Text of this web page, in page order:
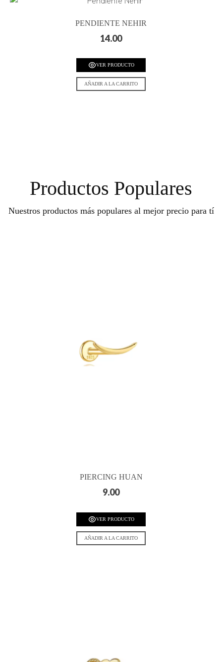
PENDIENTE NEHIR
14.00
VER PRODUCTO
AÑADIR A LA CARRITO
Productos Populares
Nuestros productos más populares al mejor precio para tí
PIERCING HUAN
9.00
VER PRODUCTO
AÑADIR A LA CARRITO